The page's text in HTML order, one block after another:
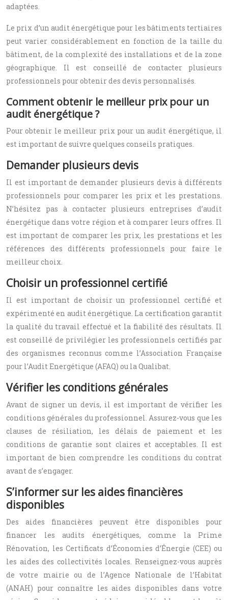
adaptées.
Le prix d’un audit énergétique pour les bâtiments tertiaires
peut varier considérablement en fonction de la taille du
bâtiment, de la complexité des installations et de la zone
géographique. Il est conseillé de contacter plusieurs
professionnels pour obtenir des devis personnalisés.
Comment obtenir le meilleur prix pour un
audit énergétique ?
Pour obtenir le meilleur prix pour un audit énergétique, il
est important de suivre quelques conseils pratiques.
Demander plusieurs devis
Il est important de demander plusieurs devis à différents
professionnels pour comparer les prix et les prestations.
N’hésitez pas à contacter plusieurs entreprises d’audit
énergétique dans votre région et à comparer leurs offres. Il
est important de comparer les prix, les prestations et les
références des différents professionnels pour faire le
meilleur choix.
Choisir un professionnel certifié
Il est important de choisir un professionnel certifié et
expérimenté en audit énergétique. La certification garantit
la qualité du travail effectué et la fiabilité des résultats. Il
est conseillé de privilégier les professionnels certifiés par
des organismes reconnus comme l’Association Française
pour l’Audit Energétique (AFAQ) ou la Qualibat.
Vérifier les conditions générales
Avant de signer un devis, il est important de vérifier les
conditions générales du professionnel. Assurez-vous que les
clauses de résiliation, les délais de paiement et les
conditions de garantie sont claires et acceptables. Il est
important de bien comprendre les conditions du contrat
avant de s’engager.
S’informer sur les aides financières
disponibles
Des aides financières peuvent être disponibles pour
financer les audits énergétiques, comme la Prime
Rénovation, les Certificats d’Économies d’Énergie (CEE) ou
les aides des collectivités locales. Renseignez-vous auprès
de votre mairie ou de l’Agence Nationale de l’Habitat
(ANAH) pour connaître les aides disponibles dans votre